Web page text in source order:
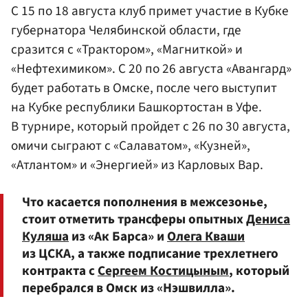
С 15 по 18 августа клуб примет участие в Кубке
губернатора Челябинской области, где
сразится с «Трактором», «Магниткой» и
«Нефтехимиком». С 20 по 26 августа «Авангард»
будет работать в Омске, после чего выступит
на Кубке республики Башкортостан в Уфе.
В турнире, который пройдет с 26 по 30 августа,
омичи сыграют с «Салаватом», «Кузней»,
«Атлантом» и «Энергией» из Карловых Вар.
Что касается пополнения в межсезонье,
стоит отметить трансферы опытныхДениса
Куляшаиз «Ак Барса» иОлега Кваши
из ЦСКА, а также подписание трехлетнего
контракта сСергеем Костицыным, который
перебрался в Омск из «Нэшвилла».